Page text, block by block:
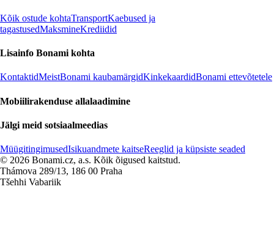
Kõik ostude kohtaTransportKaebused ja
tagastusedMaksmineKrediidid
Lisainfo Bonami kohta
KontaktidMeistBonami kaubamärgidKinkekaardidBonami ettevõtetele
Mobiilirakenduse allalaadimine
Jälgi meid sotsiaalmeedias
MüügitingimusedIsikuandmete kaitseReeglid ja küpsiste seaded
© 2026 Bonami.cz, a.s. Kõik õigused kaitstud.
Thámova 289/13, 186 00 Praha
Tšehhi Vabariik